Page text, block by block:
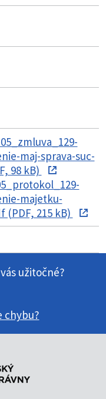
maj-sprava-suc-
98 kB)
majetku-
(PDF, 215 kB)
užitočné?
chybu?